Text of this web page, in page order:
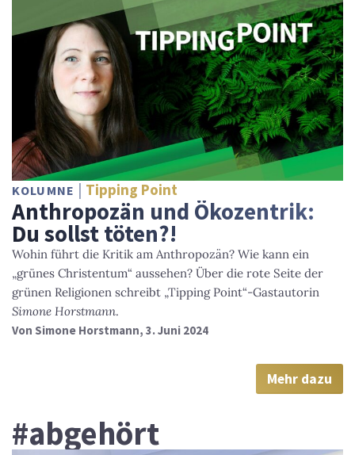
KOLUMNE Tipping Point
Anthropozän und Ökozentrik:
Du sollst töten?!
Wohin führt die Kritik am Anthropozän? Wie kann ein
„grünes Christentum“ aussehen? Über die rote Seite der
grünen Religionen schreibt „Tipping Point“-Gastautorin
Simone Horstmann.
Von Simone Horstmann, 3. Juni 2024
Mehr dazu
#abgehört